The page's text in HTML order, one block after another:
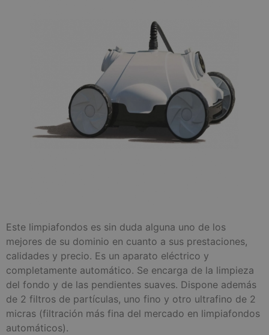
Este limpiafondos es sin duda alguna uno de los
mejores de su dominio en cuanto a sus prestaciones,
calidades y precio. Es un aparato eléctrico y
completamente automático. Se encarga de la limpieza
del fondo y de las pendientes suaves. Dispone además
de 2 filtros de partículas, uno fino y otro ultrafino de 2
micras (filtración más fina del mercado en limpiafondos
automáticos).